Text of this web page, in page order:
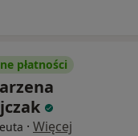
płatności
· Więcej